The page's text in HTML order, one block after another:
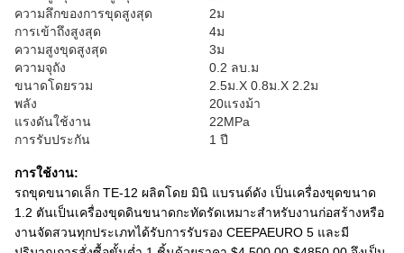
ความลึกของการขุดสูงสุด
2ม
การเข้าถึงสูงสุด
4ม
ความสูงขุดสูงสุด
3ม
ความจุถัง
0.2 ลบ.ม
ขนาดโดยรวม
2.5ม.X 0.8ม.X 2.2ม
พลัง
20แรงม้า
แรงดันใช้งาน
22MPa
การรับประกัน
1 ปี
การใช้งาน:
รถขุดขนาดเล็ก TE-12 ผลิตโดย มินิ แบรนด์ดัง เป็นเครื่องขุดขนาด
1.2 ตันเป็นเครื่องขุดดินขนาดกะทัดรัดเหมาะสำหรับงานก่อสร้างหรือ
งานจัดสวนทุกประเภทได้รับการรับรอง CEEPAEURO 5 และมี